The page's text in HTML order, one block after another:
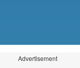
Advertisement